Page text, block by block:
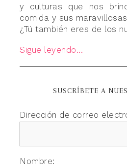
y culturas que nos
comida y sus
¿Tú también eres de los
Sigue leyendo...
SUSCRÍBETE A
Dirección de correo
Nombre: